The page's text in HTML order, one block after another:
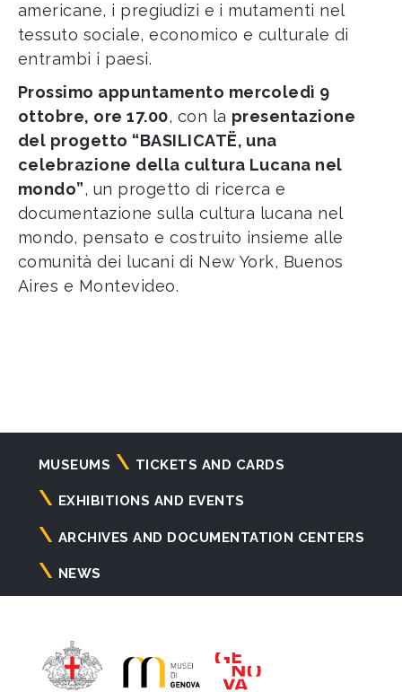
americane, i pregiudizi e i mutamenti nel
tessuto sociale, economico e culturale di
entrambi i paesi.
Prossimo appuntamento mercoledì 9
ottobre, ore 17.00, con la presentazione
del progetto “BASILICATË, una
celebrazione della cultura Lucana nel
mondo”, un progetto di ricerca e
documentazione sulla cultura lucana nel
mondo, pensato e costruito insieme alle
comunità dei lucani di New York, Buenos
Aires e Montevideo.
Navigazione
principale
MUSEUMS TICKETS AND CARDS
EXHIBITIONS AND EVENTS
ARCHIVES AND DOCUMENTATION CENTERS
NEWS